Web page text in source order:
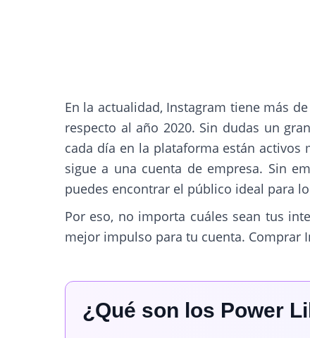
En la actualidad, Instagram tiene más
respecto al año 2020. Sin dudas un
cada día en la plataforma están activos
sigue a una cuenta de empresa. Sin
puedes encontrar el público ideal para
Por eso, no importa cuáles sean tus
mejor impulso para tu cuenta. Comprar
¿Qué son los Power